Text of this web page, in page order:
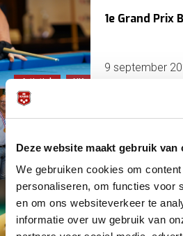
Deze website maakt gebruik van
We gebruiken cookies om
personaliseren, om functies voor
en om ons websiteverkeer te
informatie over uw gebruik van
Artistiek NK
1e Grand
9 september
KNBB
NK
Aartsbouw
met DKM
3 jaar 1 maand
NK